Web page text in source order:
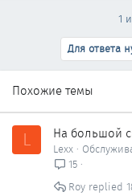
1
Для ответа
Похожие темы
L На большой
Lexx
15
Roy